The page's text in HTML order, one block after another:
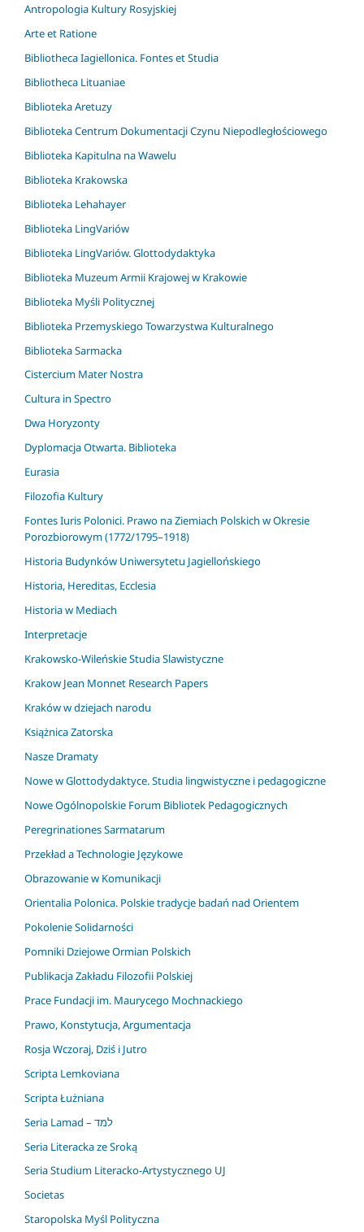
Antropologia Kultury Rosyjskiej
Arte et Ratione
Bibliotheca Iagiellonica. Fontes et Studia
Bibliotheca Lituaniae
Biblioteka Aretuzy
Biblioteka Centrum Dokumentacji Czynu Niepodległościowego
Biblioteka Kapitulna na Wawelu
Biblioteka Krakowska
Biblioteka Lehahayer
Biblioteka LingVariów
Biblioteka LingVariów. Glottodydaktyka
Biblioteka Muzeum Armii Krajowej w Krakowie
Biblioteka Myśli Politycznej
Biblioteka Przemyskiego Towarzystwa Kulturalnego
Biblioteka Sarmacka
Cistercium Mater Nostra
Cultura in Spectro
Dwa Horyzonty
Dyplomacja Otwarta. Biblioteka
Eurasia
Filozofia Kultury
Fontes Iuris Polonici. Prawo na Ziemiach Polskich w Okresie
Porozbiorowym (1772/1795–1918)
Historia Budynków Uniwersytetu Jagiellońskiego
Historia, Hereditas, Ecclesia
Historia w Mediach
Interpretacje
Krakowsko-Wileńskie Studia Slawistyczne
Krakow Jean Monnet Research Papers
Kraków w dziejach narodu
Książnica Zatorska
Nasze Dramaty
Nowe w Glottodydaktyce. Studia lingwistyczne i pedagogiczne
Nowe Ogólnopolskie Forum Bibliotek Pedagogicznych
Peregrinationes Sarmatarum
Przekład a Technologie Językowe
Obrazowanie w Komunikacji
Orientalia Polonica. Polskie tradycje badań nad Orientem
Pokolenie Solidarności
Pomniki Dziejowe Ormian Polskich
Publikacja Zakładu Filozofii Polskiej
Prace Fundacji im. Maurycego Mochnackiego
Prawo, Konstytucja, Argumentacja
Rosja Wczoraj, Dziś i Jutro
Scripta Lemkoviana
Scripta Łużniana
Seria Lamad – למד
Seria Literacka ze Sroką
Seria Studium Literacko-Artystycznego UJ
Societas
Staropolska Myśl Polityczna